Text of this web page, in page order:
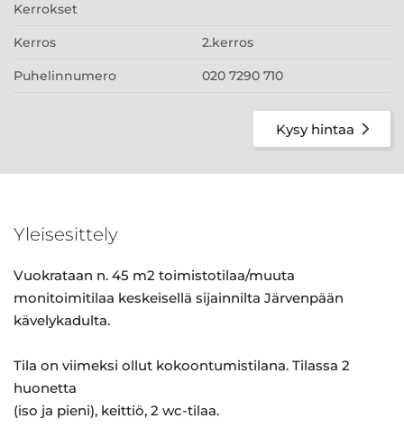
Kerrokset
Kerros 2.kerros
Puhelinnumero 020 7290 710
Kysy hintaa
Yleisesittely
Vuokrataan n. 45 m2 toimistotilaa/muuta
monitoimitilaa keskeisellä sijainnilta Järvenpään
kävelykadulta.
Tila on viimeksi ollut kokoontumistilana. Tilassa 2
huonetta
(iso ja pieni), keittiö, 2 wc-tilaa.